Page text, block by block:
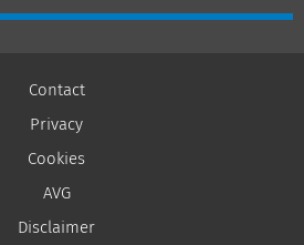
Contact
Privacy
Cookies
AVG
Disclaimer